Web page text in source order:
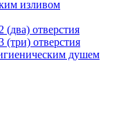
изливом
(два) отверстия
(три) отверстия
душем